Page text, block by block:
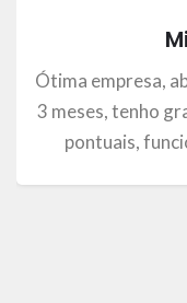
Ótima empresa,
3 meses, tenho
pontuais,